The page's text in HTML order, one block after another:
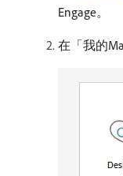
Engage。
在「我的